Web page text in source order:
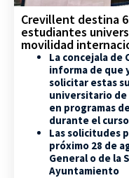
Crevillent destina
estudiantes
movilidad
La concejala de
informa de que
solicitar estas
universitario
en programas
durante el
Las solicitudes
próximo 28 de
General o de la
Ayuntamiento